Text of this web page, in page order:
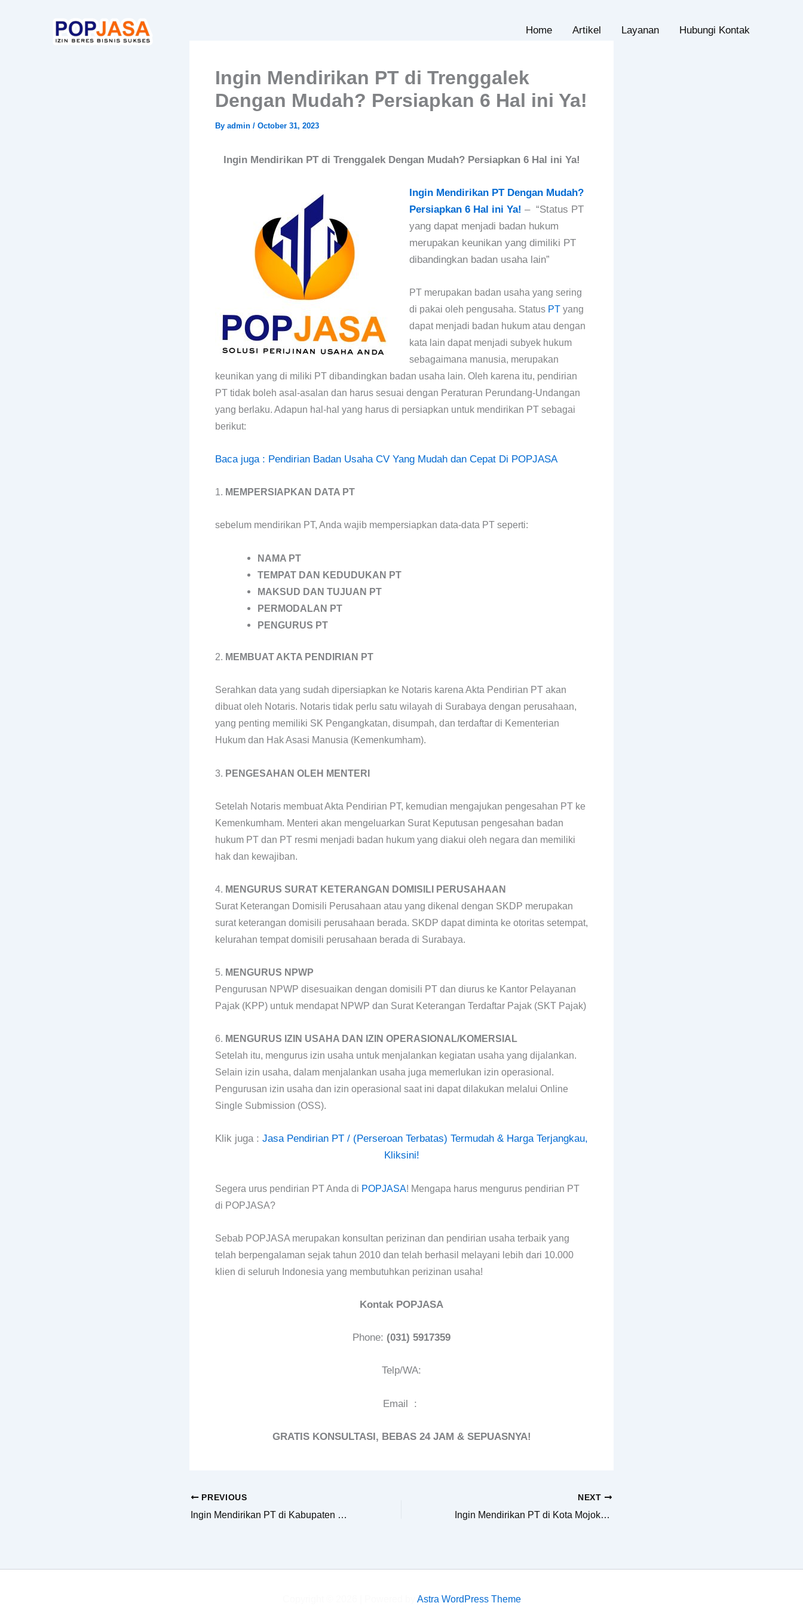
Home Artikel Layanan Hubungi Kontak
Ingin Mendirikan PT di Trenggalek
Dengan Mudah? Persiapkan 6 Hal ini Ya!
By admin / October 31, 2023
Ingin Mendirikan PT di Trenggalek Dengan Mudah? Persiapkan 6 Hal ini Ya!
Ingin Mendirikan PT Dengan Mudah?
Persiapkan 6 Hal ini Ya! – “Status PT
yang dapat menjadi badan hukum
merupakan keunikan yang dimiliki PT
dibandingkan badan usaha lain”
PT merupakan badan usaha yang sering
di pakai oleh pengusaha. Status PT yang
dapat menjadi badan hukum atau dengan
kata lain dapat menjadi subyek hukum
sebagaimana manusia, merupakan
keunikan yang di miliki PT dibandingkan badan usaha lain. Oleh karena itu, pendirian
PT tidak boleh asal-asalan dan harus sesuai dengan Peraturan Perundang-Undangan
yang berlaku. Adapun hal-hal yang harus di persiapkan untuk mendirikan PT sebagai
berikut:
Baca juga : Pendirian Badan Usaha CV Yang Mudah dan Cepat Di POPJASA
1. MEMPERSIAPKAN DATA PT
sebelum mendirikan PT, Anda wajib mempersiapkan data-data PT seperti:
NAMA PT
TEMPAT DAN KEDUDUKAN PT
MAKSUD DAN TUJUAN PT
PERMODALAN PT
PENGURUS PT
2. MEMBUAT AKTA PENDIRIAN PT
Serahkan data yang sudah dipersiapkan ke Notaris karena Akta Pendirian PT akan
dibuat oleh Notaris. Notaris tidak perlu satu wilayah di Surabaya dengan perusahaan,
yang penting memiliki SK Pengangkatan, disumpah, dan terdaftar di Kementerian
Hukum dan Hak Asasi Manusia (Kemenkumham).
3. PENGESAHAN OLEH MENTERI
Setelah Notaris membuat Akta Pendirian PT, kemudian mengajukan pengesahan PT ke
Kemenkumham. Menteri akan mengeluarkan Surat Keputusan pengesahan badan
hukum PT dan PT resmi menjadi badan hukum yang diakui oleh negara dan memiliki
hak dan kewajiban.
4. MENGURUS SURAT KETERANGAN DOMISILI PERUSAHAAN
Surat Keterangan Domisili Perusahaan atau yang dikenal dengan SKDP merupakan
surat keterangan domisili perusahaan berada. SKDP dapat diminta ke otoritas setempat,
kelurahan tempat domisili perusahaan berada di Surabaya.
5. MENGURUS NPWP
Pengurusan NPWP disesuaikan dengan domisili PT dan diurus ke Kantor Pelayanan
Pajak (KPP) untuk mendapat NPWP dan Surat Keterangan Terdaftar Pajak (SKT Pajak)
6. MENGURUS IZIN USAHA DAN IZIN OPERASIONAL/KOMERSIAL
Setelah itu, mengurus izin usaha untuk menjalankan kegiatan usaha yang dijalankan.
Selain izin usaha, dalam menjalankan usaha juga memerlukan izin operasional.
Pengurusan izin usaha dan izin operasional saat ini dapat dilakukan melalui Online
Single Submission (OSS).
Klik juga : Jasa Pendirian PT / (Perseroan Terbatas) Termudah & Harga Terjangkau,
Kliksini!
Segera urus pendirian PT Anda di POPJASA! Mengapa harus mengurus pendirian PT
di POPJASA?
Sebab POPJASA merupakan konsultan perizinan dan pendirian usaha terbaik yang
telah berpengalaman sejak tahun 2010 dan telah berhasil melayani lebih dari 10.000
klien di seluruh Indonesia yang membutuhkan perizinan usaha!
Kontak POPJASA
Phone: (031) 5917359
Telp/WA:
Email :
GRATIS KONSULTASI, BEBAS 24 JAM & SEPUASNYA!
PREVIOUS
Ingin Mendirikan PT di Kabupaten Tulungagung Dengan Mudah? Persiapkan 6 Hal ini Ya!
NEXT
Ingin Mendirikan PT di Kota Mojokerto Dengan Mudah? Persiapkan 6 Hal ini Ya!
Astra WordPress Theme